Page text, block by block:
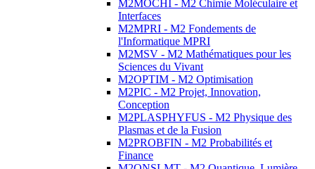
M2MOCHI - M2 Chimie Moléculaire et
Interfaces
M2MPRI - M2 Fondements de
l'Informatique MPRI
M2MSV - M2 Mathématiques pour les
Sciences du Vivant
M2OPTIM - M2 Optimisation
M2PIC - M2 Projet, Innovation,
Conception
M2PLASPHYFUS - M2 Physique des
Plasmas et de la Fusion
M2PROBFIN - M2 Probabilités et
Finance